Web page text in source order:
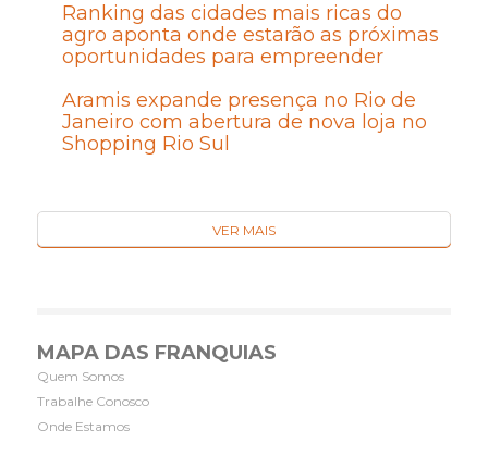
Ranking das cidades mais ricas do
agro aponta onde estarão as próximas
oportunidades para empreender
Aramis expande presença no Rio de
Janeiro com abertura de nova loja no
Shopping Rio Sul
VER MAIS
MAPA DAS FRANQUIAS
Quem Somos
Trabalhe Conosco
Onde Estamos